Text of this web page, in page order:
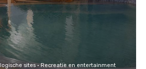
sites · Recreatie en entertainment